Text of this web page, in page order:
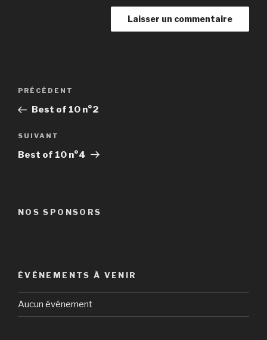
Navigation
l’article
Article
précédent
PRÉCÉDENT
Best of 10 n°2
Article
suivant
SUIVANT
Best of 10 n°4
NOS SPONSORS
ÉVÉNEMENTS À VENIR
Aucun événement